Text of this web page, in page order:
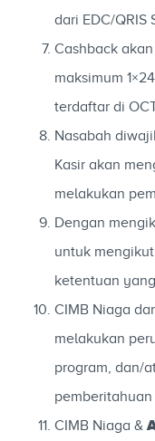
dari EDC/QRIS
Cashback
maksimum
terdaftar di
Nasabah
Kasir akan
melakukan
Dengan
untuk
ketentuan
CIMB Niaga
melakukan
program, dan/
CIMB Niaga &